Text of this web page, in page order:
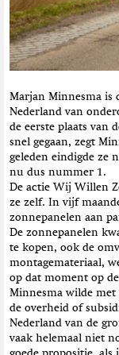
Marjan Minnesma is
Nederland van
de eerste plaats van
snel gegaan, zegt
geleden eindigde ze
nu dus nummer 1.
De actie Wij Willen
ze zelf. In vijf
zonnepanelen aan
De zonnepanelen
te kopen, ook de
montagemateriaal,
op dat moment op
Minnesma wilde
de overheid of
Nederland van de
vaak helemaal niet